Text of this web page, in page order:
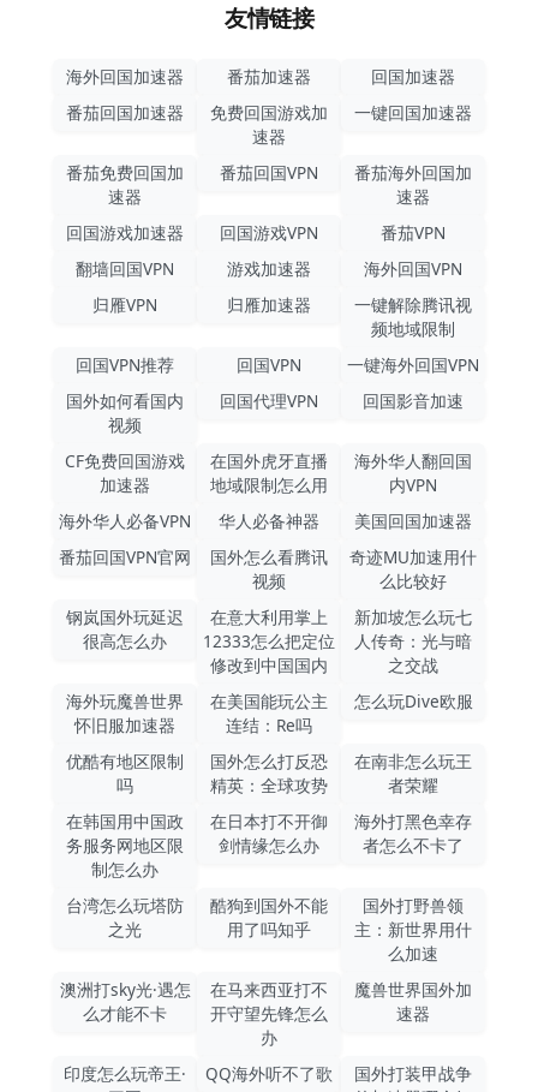
友情链接
海外回国加速器 番茄加速器
回国加速器
番茄回国加速器
免费回国游戏加
速器
一键回国加速器
番茄免费回国加
速器
番茄回国VPN
番茄海外回国加
速器
回国游戏加速器
回国游戏VPN
番茄VPN
翻墙回国VPN
游戏加速器
海外回国VPN
归雁VPN
归雁加速器
一键解除腾讯视
频地域限制
回国VPN推荐
回国VPN
一键海外回国VPN
国外如何看国内
视频
回国代理VPN 回国影音加速
CF免费回国游戏
加速器
在国外虎牙直播
地域限制怎么用
海外华人翻回国
内VPN
海外华人必备VPN
华人必备神器
美国回国加速器
番茄回国VPN官网
国外怎么看腾讯
视频
奇迹MU加速用什
么比较好
钢岚国外玩延迟
很高怎么办
在意大利用掌上
12333怎么把定位
修改到中国国内
新加坡怎么玩七
人传奇：光与暗
之交战
海外玩魔兽世界
怀旧服加速器
在美国能玩公主
连结：Re吗
怎么玩Dive欧服
优酷有地区限制
吗
国外怎么打反恐
精英：全球攻势
在南非怎么玩王
者荣耀
在韩国用中国政
务服务网地区限
制怎么办
在日本打不开御
剑情缘怎么办
海外打黑色幸存
者怎么不卡了
台湾怎么玩塔防
之光
酷狗到国外不能
用了吗知乎
国外打野兽领
主：新世界用什
么加速
澳洲打sky光·遇怎
么才能不卡
在马来西亚打不
开守望先锋怎么
办
魔兽世界国外加
速器
印度怎么玩帝王·
QQ海外听不了歌
国外打装甲战争